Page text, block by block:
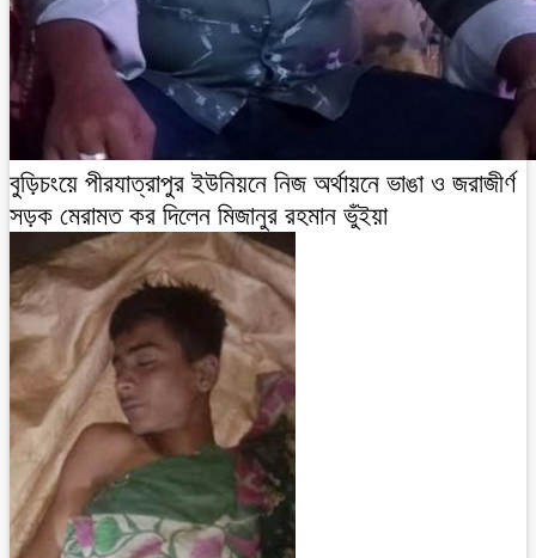
বুড়িচংয়ে পীরযাত্রাপুর ইউনিয়নে নিজ অর্থায়নে ভাঙা ও জরাজীর্ণ
সড়ক মেরামত কর দিলেন মিজানুর রহমান ভুঁইয়া